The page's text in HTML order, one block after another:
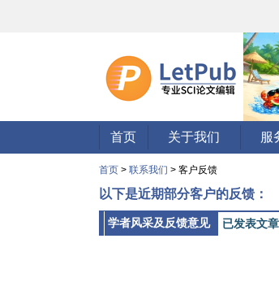
首页 关于我们 服
首页 > 联系我们 > 客户反馈
以下是近期部分客户的反馈：
学者风采及反馈意见 已发表文